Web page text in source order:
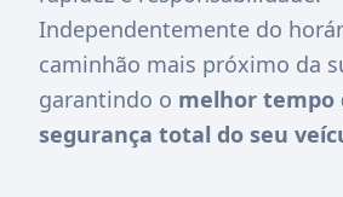
Independentemente do
caminhão mais próximo da
garantindo o melhor tempo
segurança total do seu